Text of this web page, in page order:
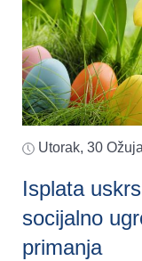
Utorak, 30
Isplata
socijalno
primanja